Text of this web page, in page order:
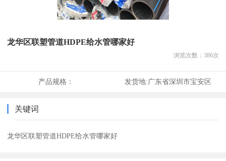
龙华区联塑管道HDPE给水管哪家好
浏览次数： 386次
产品规格： 发货地:广东省深圳市宝安区
关键词
龙华区联塑管道HDPE给水管哪家好